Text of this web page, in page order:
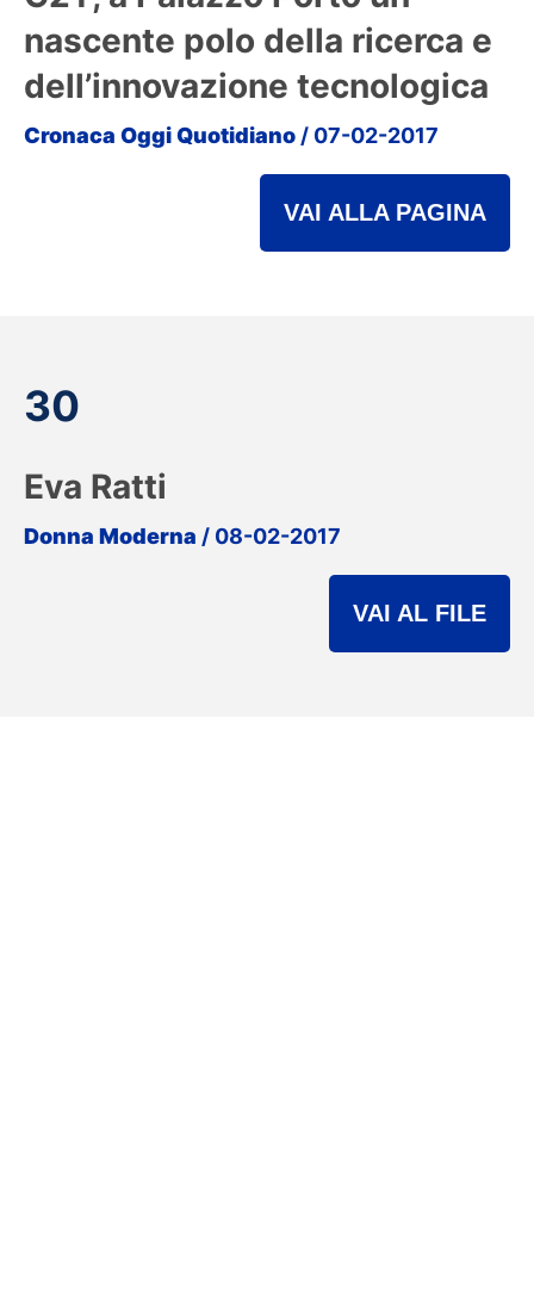
nascente polo della ricerca e
dell’innovazione tecnologica
Cronaca Oggi Quotidiano / 07-02-2017
VAI ALLA PAGINA
30
Eva Ratti
Donna Moderna / 08-02-2017
VAI AL FILE